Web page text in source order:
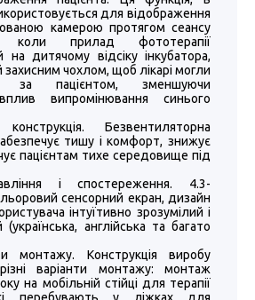
для відображення
камерою протягом сеансу
коли прилад фототерапії
на дитячому відсіку інкубатора,
захисним чохлом, щоб лікарі могли
за пацієнтом, зменшуючи
випромінювання синього
Безвентиляторна
тишу і комфорт, знижує
пацієнтам тихе середовище під
і спостереження. 4.3-
сенсорний екран, дизайн
інтуїтивно зрозумілий і
англійська та багато
монтажу. Конструкція виробу
варіанти монтажу: монтаж
на мобільній стійці для терапії